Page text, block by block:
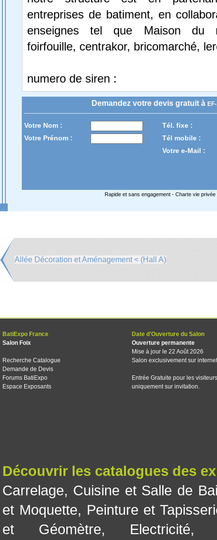
entreprises de batiment, en
enseignes tel que Maison du
foirfouille, centrakor, bricomarché,
numero de siren :
Demandez votre devis gratuit à
Votre Nom :
Tél. fixe :
Votre Prénom :
Tél mobile :
Votre e-Mail :
Rapide et sans engagement - Charte vie privée
Allée Décoration et Aménagement < (Hall A)
BatiExpo France
Salon Foix
Recherche Catalogue
Demande de Devis
Forums BatiExpo
Espace Exposants
Date d'Ouverture du Salon
Ouverture permanente
Mise à jour le 22 Août 2026
Salon exclusivement sur internet
Entrée Gratuite pour les visiteurs
uniquement sur invitation.
Découvrir les catalogues des
Carrelage, Cuisine et Salle de
et Moquette, Peinture et
et Géomètre, Electricité